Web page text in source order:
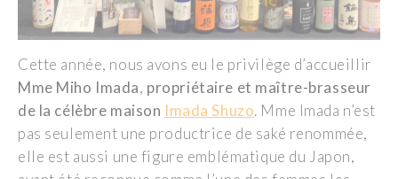
Cette année, nous avons eu le privilège d’accueillir
Mme Miho Imada, propriétaire et maître-brasseur
de la célèbre maison Imada Shuzo. Mme Imada n’est
pas seulement une productrice de saké renommée,
elle est aussi une figure emblématique du Japon,